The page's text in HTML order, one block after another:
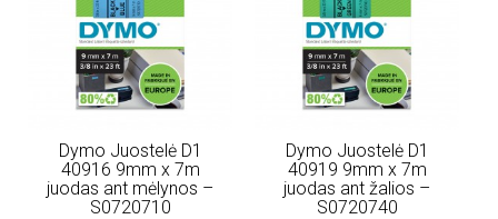
Dymo Juostelė D1
40916 9mm x 7m
juodas ant mėlynos –
S0720710
Dymo Juostelė D1
40919 9mm x 7m
juodas ant žalios –
S0720740